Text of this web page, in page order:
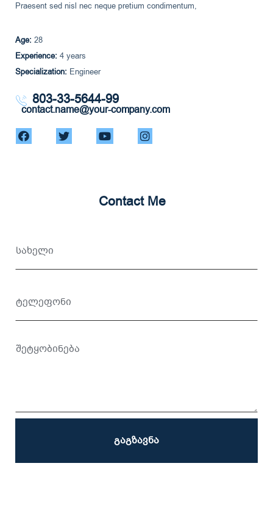
Praesent sed nisl nec neque pretium condimentum,
Age: 28
Experience: 4 years
Specialization: Engineer
803-33-5644-99
contact.name@your-company.com
Contact Me